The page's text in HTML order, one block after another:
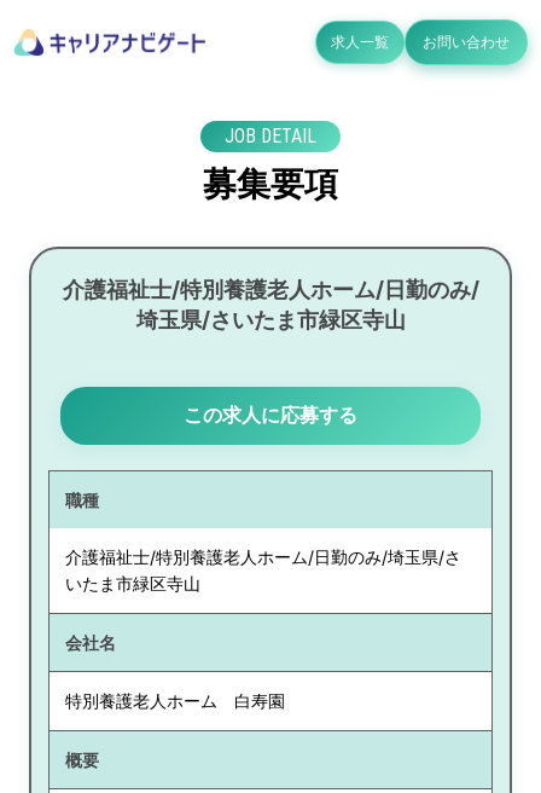
求人一覧 お問い合わせ
JOB DETAIL
募集要項
介護福祉士/特別養護老人ホーム/日勤のみ/
埼玉県/さいたま市緑区寺山
この求人に応募する
職種
介護福祉士/特別養護老人ホーム/日勤のみ/埼玉県/さ
いたま市緑区寺山
会社名
特別養護老人ホーム 白寿園
概要